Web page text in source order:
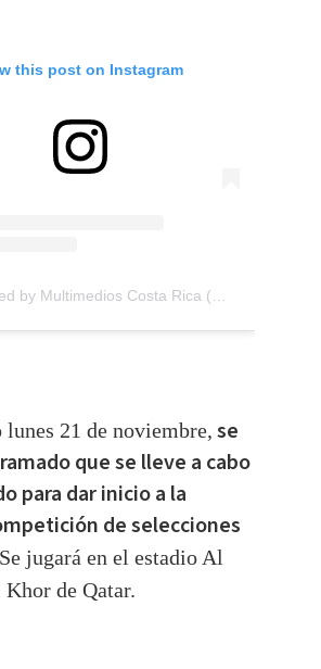
this post on Instagram
21 de noviembre, se
que se lleve a cabo
para dar inicio a la
de selecciones
Se jugará en el estadio Al
de Qatar.